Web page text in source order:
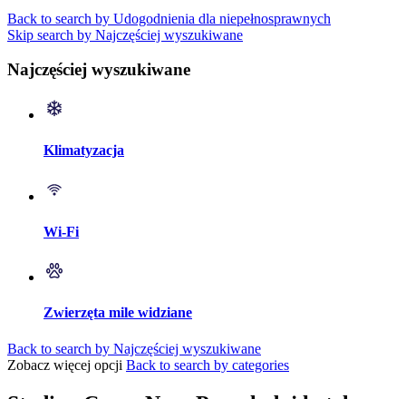
Back to search by Udogodnienia dla niepełnosprawnych
Skip search by Najczęściej wyszukiwane
Najczęściej wyszukiwane
Klimatyzacja
Wi-Fi
Zwierzęta mile widziane
Back to search by Najczęściej wyszukiwane
Zobacz więcej opcji Back to search by categories